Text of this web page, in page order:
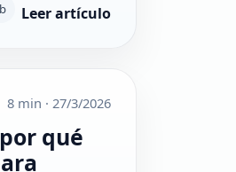
Leer artículo
8 min · 27/3/2026
qué